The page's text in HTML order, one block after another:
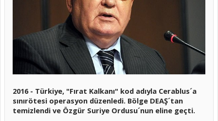
2016 - Türkiye, "Fırat Kalkanı" kod adıyla Cerablus´a
sınırötesi operasyon düzenledi. Bölge DEAŞ´tan
temizlendi ve Özgür Suriye Ordusu´nun eline geçti.